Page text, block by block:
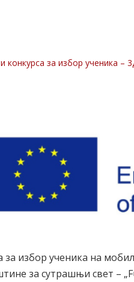
конкурса за избор ученика
избор ученика на
за сутрашњи свет –